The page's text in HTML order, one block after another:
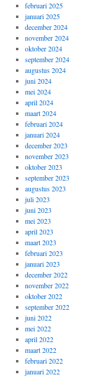
februari 2025
januari 2025
december 2024
november 2024
oktober 2024
september 2024
augustus 2024
juni 2024
mei 2024
april 2024
maart 2024
februari 2024
januari 2024
december 2023
november 2023
oktober 2023
september 2023
augustus 2023
juli 2023
juni 2023
mei 2023
april 2023
maart 2023
februari 2023
januari 2023
december 2022
november 2022
oktober 2022
september 2022
juni 2022
mei 2022
april 2022
maart 2022
februari 2022
januari 2022